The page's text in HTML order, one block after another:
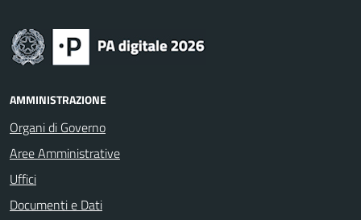
AMMINISTRAZIONE
Organi di Governo
Aree Amministrative
Uffici
Documenti e Dati